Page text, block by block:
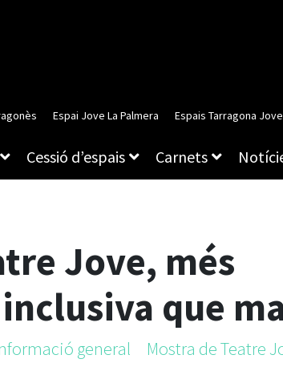
Espai Jove La Palmera Espais Tarragona Jove
Cessió d’espais Carnets
Jove, més
que
general
Mostra de Teatre